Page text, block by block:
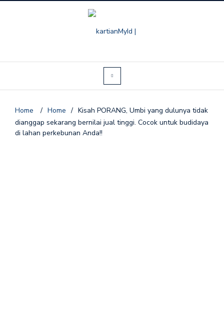
Home / Home / Kisah PORANG, Umbi yang dulunya tidak
dianggap sekarang bernilai jual tinggi. Cocok untuk budidaya
di lahan perkebunan Anda!!